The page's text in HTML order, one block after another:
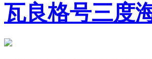
瓦良格号三度